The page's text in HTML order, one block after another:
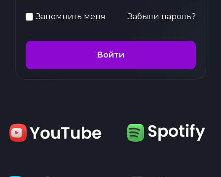
Запомнить меня Забыли пароль?
Войти